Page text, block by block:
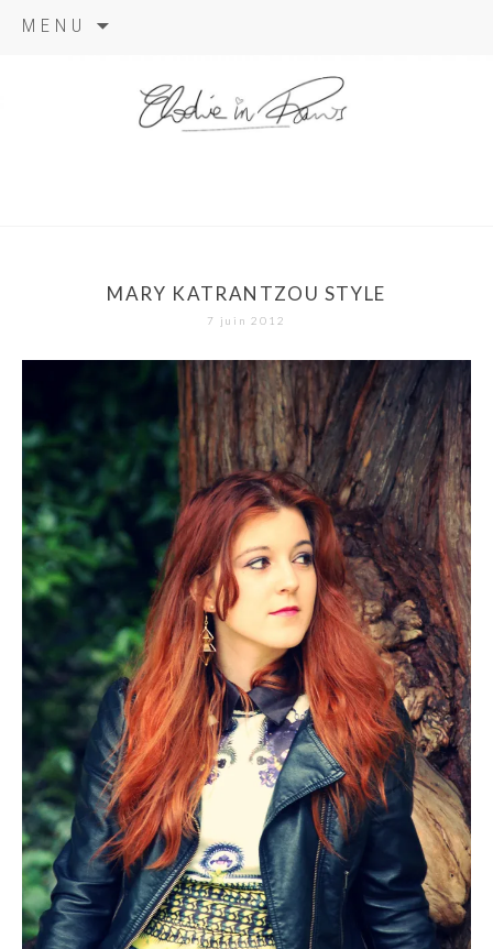
MENU
MARY KATRANTZOU STYLE
7 juin 2012